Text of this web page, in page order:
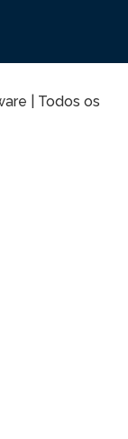
| Todos os